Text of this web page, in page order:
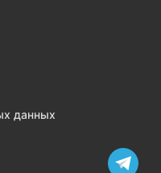
данных